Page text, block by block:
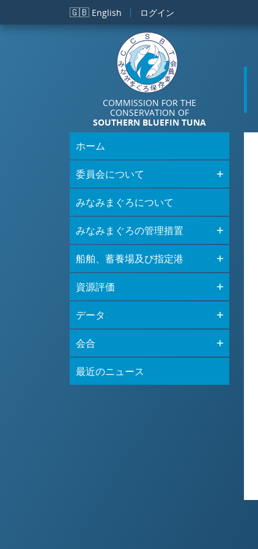
メインコンテンツに移動
🇬🇧 English ログイン
COMMISSION FOR THE
CONSERVATION OF
SOUTHERN BLUEFIN TUNA
ホーム
委員会について
みなみまぐろについて
みなみまぐろの管理措置
船舶、蓄養場及び指定港
資源評価
データ
会合
最近のニュース